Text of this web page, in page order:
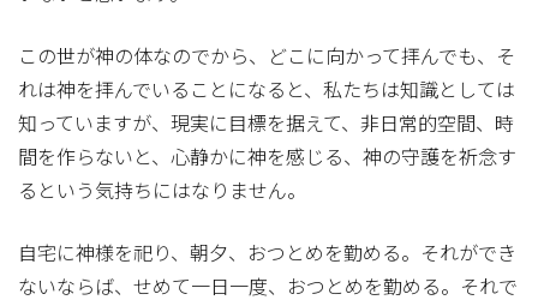
この世が神の体なのでから、どこに向かって拝んでも、そ
れは神を拝んでいることになると、私たちは知識としては
知っていますが、現実に目標を据えて、非日常的空間、時
間を作らないと、心静かに神を感じる、神の守護を祈念す
るという気持ちにはなりません。
自宅に神様を祀り、朝夕、おつとめを勤める。それができ
ないならば、せめて一日一度、おつとめを勤める。それで